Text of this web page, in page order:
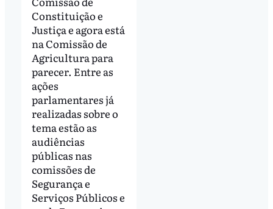
Constituição e
Justiça e agora está
na Comissão de
Agricultura para
parecer. Entre as
ações
parlamentares já
realizadas sobre o
tema estão as
audiências
públicas nas
comissões de
Segurança e
Serviços Públicos e